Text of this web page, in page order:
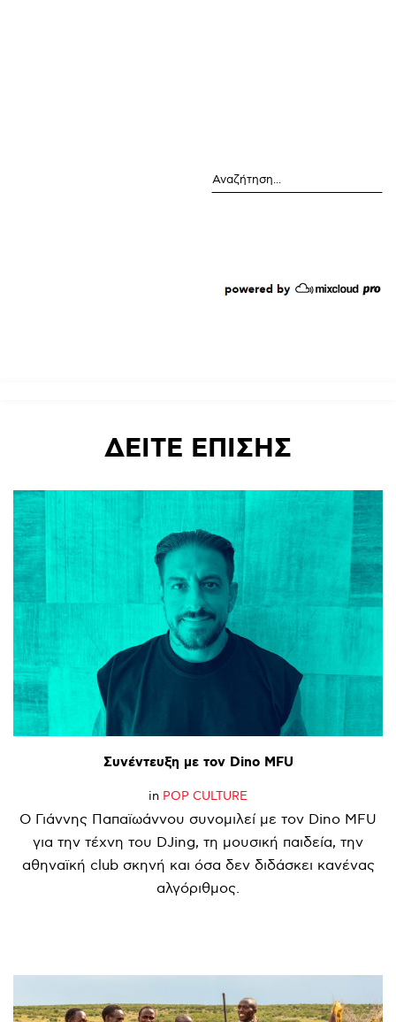
ΔΕΙΤΕ ΕΠΙΣΗΣ
Συνέντευξη με τον Dino MFU
in POP CULTURE
Ο Γιάννης Παπαϊωάννου συνομιλεί με τον Dino MFU
για την τέχνη του DJing, τη μουσική παιδεία, την
αθηναϊκή club σκηνή και όσα δεν διδάσκει κανένας
αλγόριθμος.